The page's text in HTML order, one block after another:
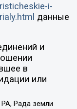
i-
данные
и
в
или
Рада земли